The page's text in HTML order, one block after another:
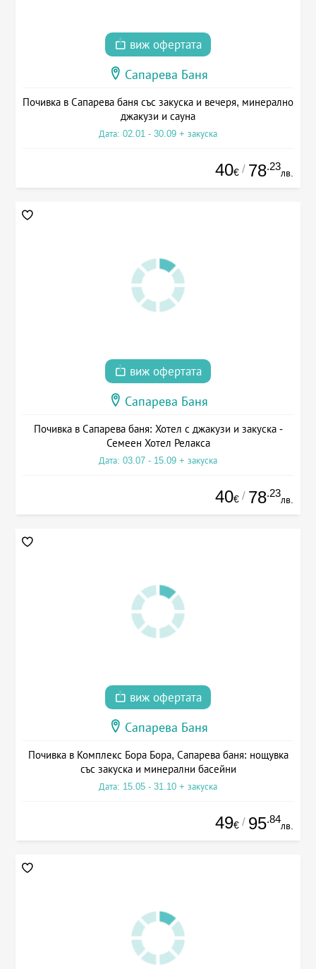
виж офертата
Сапарева Баня
Почивка в Сапарева баня със закуска и вечеря, минерално
джакузи и сауна
Дата: 02.01 - 30.09 + закуска
40€ / 78.23
лв.
виж офертата
Сапарева Баня
Почивка в Сапарева баня: Хотел с джакузи и закуска -
Семеен Хотел Релакса
Дата: 03.07 - 15.09 + закуска
40€ / 78.23
лв.
виж офертата
Сапарева Баня
Почивка в Комплекс Бора Бора, Сапарева баня: нощувка
със закуска и минерални басейни
Дата: 15.05 - 31.10 + закуска
49€ / 95.84
лв.